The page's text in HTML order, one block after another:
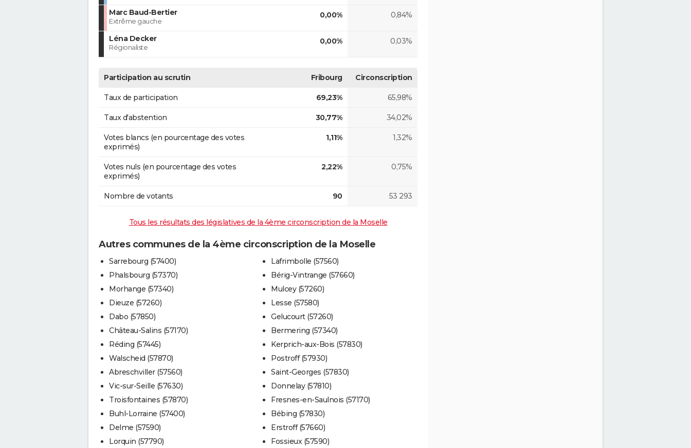
Marc Baud-Bertier
Extrême gauche
0,00% 0,84%
Léna Decker
Régionaliste
0,00% 0,03%
Participation au scrutin Fribourg Circonscription
Taux de participation 69,23% 65,98%
Taux d'abstention 30,77% 34,02%
Votes blancs (en pourcentage des votes
exprimés)
1,11% 1,32%
Votes nuls (en pourcentage des votes
exprimés)
2,22% 0,75%
Nombre de votants 90 53 293
Tous les résultats des législatives de la 4ème circonscription de la Moselle
Autres communes de la 4ème circonscription de la Moselle
Sarrebourg (57400)
Phalsbourg (57370)
Morhange (57340)
Dieuze (57260)
Dabo (57850)
Château-Salins (57170)
Réding (57445)
Walscheid (57870)
Abreschviller (57560)
Vic-sur-Seille (57630)
Troisfontaines (57870)
Buhl-Lorraine (57400)
Delme (57590)
Lorquin (57790)
Lafrimbolle (57560)
Bérig-Vintrange (57660)
Mulcey (57260)
Lesse (57580)
Gelucourt (57260)
Bermering (57340)
Kerprich-aux-Bois (57830)
Postroff (57930)
Saint-Georges (57830)
Donnelay (57810)
Fresnes-en-Saulnois (57170)
Bébing (57830)
Erstroff (57660)
Fossieux (57590)